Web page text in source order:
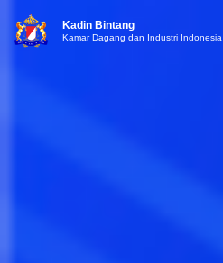
Kadin Bintang
Kamar Dagang dan Industri Indonesia